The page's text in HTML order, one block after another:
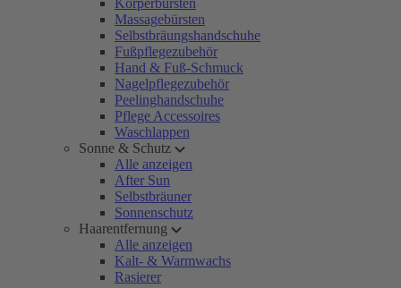
Körperbürsten
Massagebürsten
Selbstbräungshandschuhe
Fußpflegezubehör
Hand & Fuß-Schmuck
Nagelpflegezubehör
Peelinghandschuhe
Pflege Accessoires
Waschlappen
Sonne & Schutz
Alle anzeigen
After Sun
Selbstbräuner
Sonnenschutz
Haarentfernung
Alle anzeigen
Kalt- & Warmwachs
Rasierer